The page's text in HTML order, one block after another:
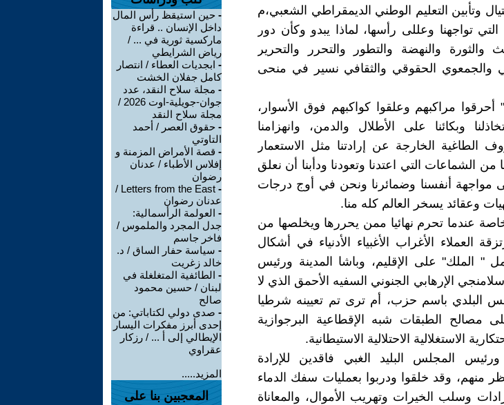
وتأبين التعليم الوطني الديمقراطي الشعبي،م
تواجهنا وعللى رأسها، لماذا يبدو وكأن دور
والثورة والنهضة والتطور والتحرر والتحرير
والجمعوي الحقوقي والثقافي نسير في منحى
مراكبهم وعلقوا كواكبهم فوق الأسوار،
وبكائنا على الأطلال والدمن، وانهزامنا
الطاغية الخارجة عن إرادتنا مثل الاستعمار
من الشماعات التي اعتدنا وتعودنا ودأبنا أن نعلق
مواجهة أنفسنا وضمائرنا ونحن في أوج درجات
وعقائد يسخر العالم كله منا.
عندما تحرم نهائيا ممن يحررها ويخلصها من
العملاء الأغراب الأغبياء الأدنياء في أشكال
" الملك" على الإقليم، وباشا المدينة ورئيس
الإرهابي الجنوني السفيه الأحمق الذي لا
البلدي باسم حزب، أم ترى تم تعيينه شرطيا
مصالح الطبقات شبه الإقطاعية البرجوازية
الاستغلالية الاحتلالية الاستيطانية.
المجلس البليد الغبي فاقدين للإرادة
منهم، وقد خلقوا ودربوا بعمليات سفك الدماء
وسلب الخيرات وتهريب الأموال، والمعاناة
- حين استيقظ رأس المال
داخل الإنسان .. قراءة
ماركسية ثورية في ... /
رياض الشرايطي
- ابجديات العطاء / انتصار
كامل جفلان الخشت
- مجلة سلاح النقد، عدد
جوان-جويلية-اوت 2026 /
مجلة سلاح النقد
- حقوق العصر / أحمد
التاوتي
- قصة الأمراض المزمنة و
إفلاس الأطباء / عدنان
رضوان
-
Letters from the East /
عدنان رضوان
- العولمة الرأسمالية:
جدل المجرد والملموس /
فاخر جاسم
- سياسة حفار الساق / د.
خالد زغريت
- الطائفية المتغلغلة في
لبنان / حسين محمود
صالح
- صدى دولي لكتاباتي: من
إحدى أبرز مفكرات اليسار
الإيطالي إلى أ ... / رزكار
عقراوي
المزيد.....
المعجبين بنا على